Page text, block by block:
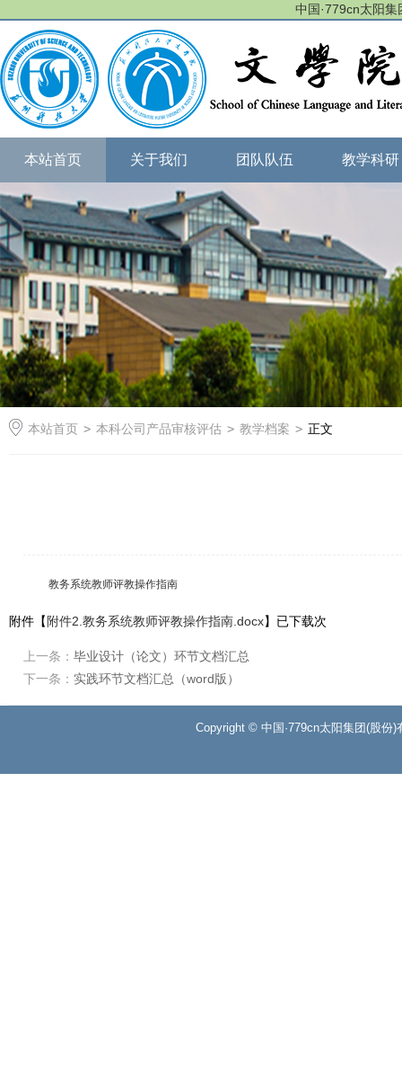
中国·779cn太阳
本站首页 关于我们 团队队伍 教学科研
本站首页 > 本科公司产品审核评估 > 教学档案 > 正文
教务系统教师评教操作指南
附件【 附件2.教务系统教师评教操作指南.docx】已下载次
上一条： 毕业设计（论文）环节文档汇总
下一条： 实践环节文档汇总（word版）
Copyright © 中国·779cn太阳集团(股份